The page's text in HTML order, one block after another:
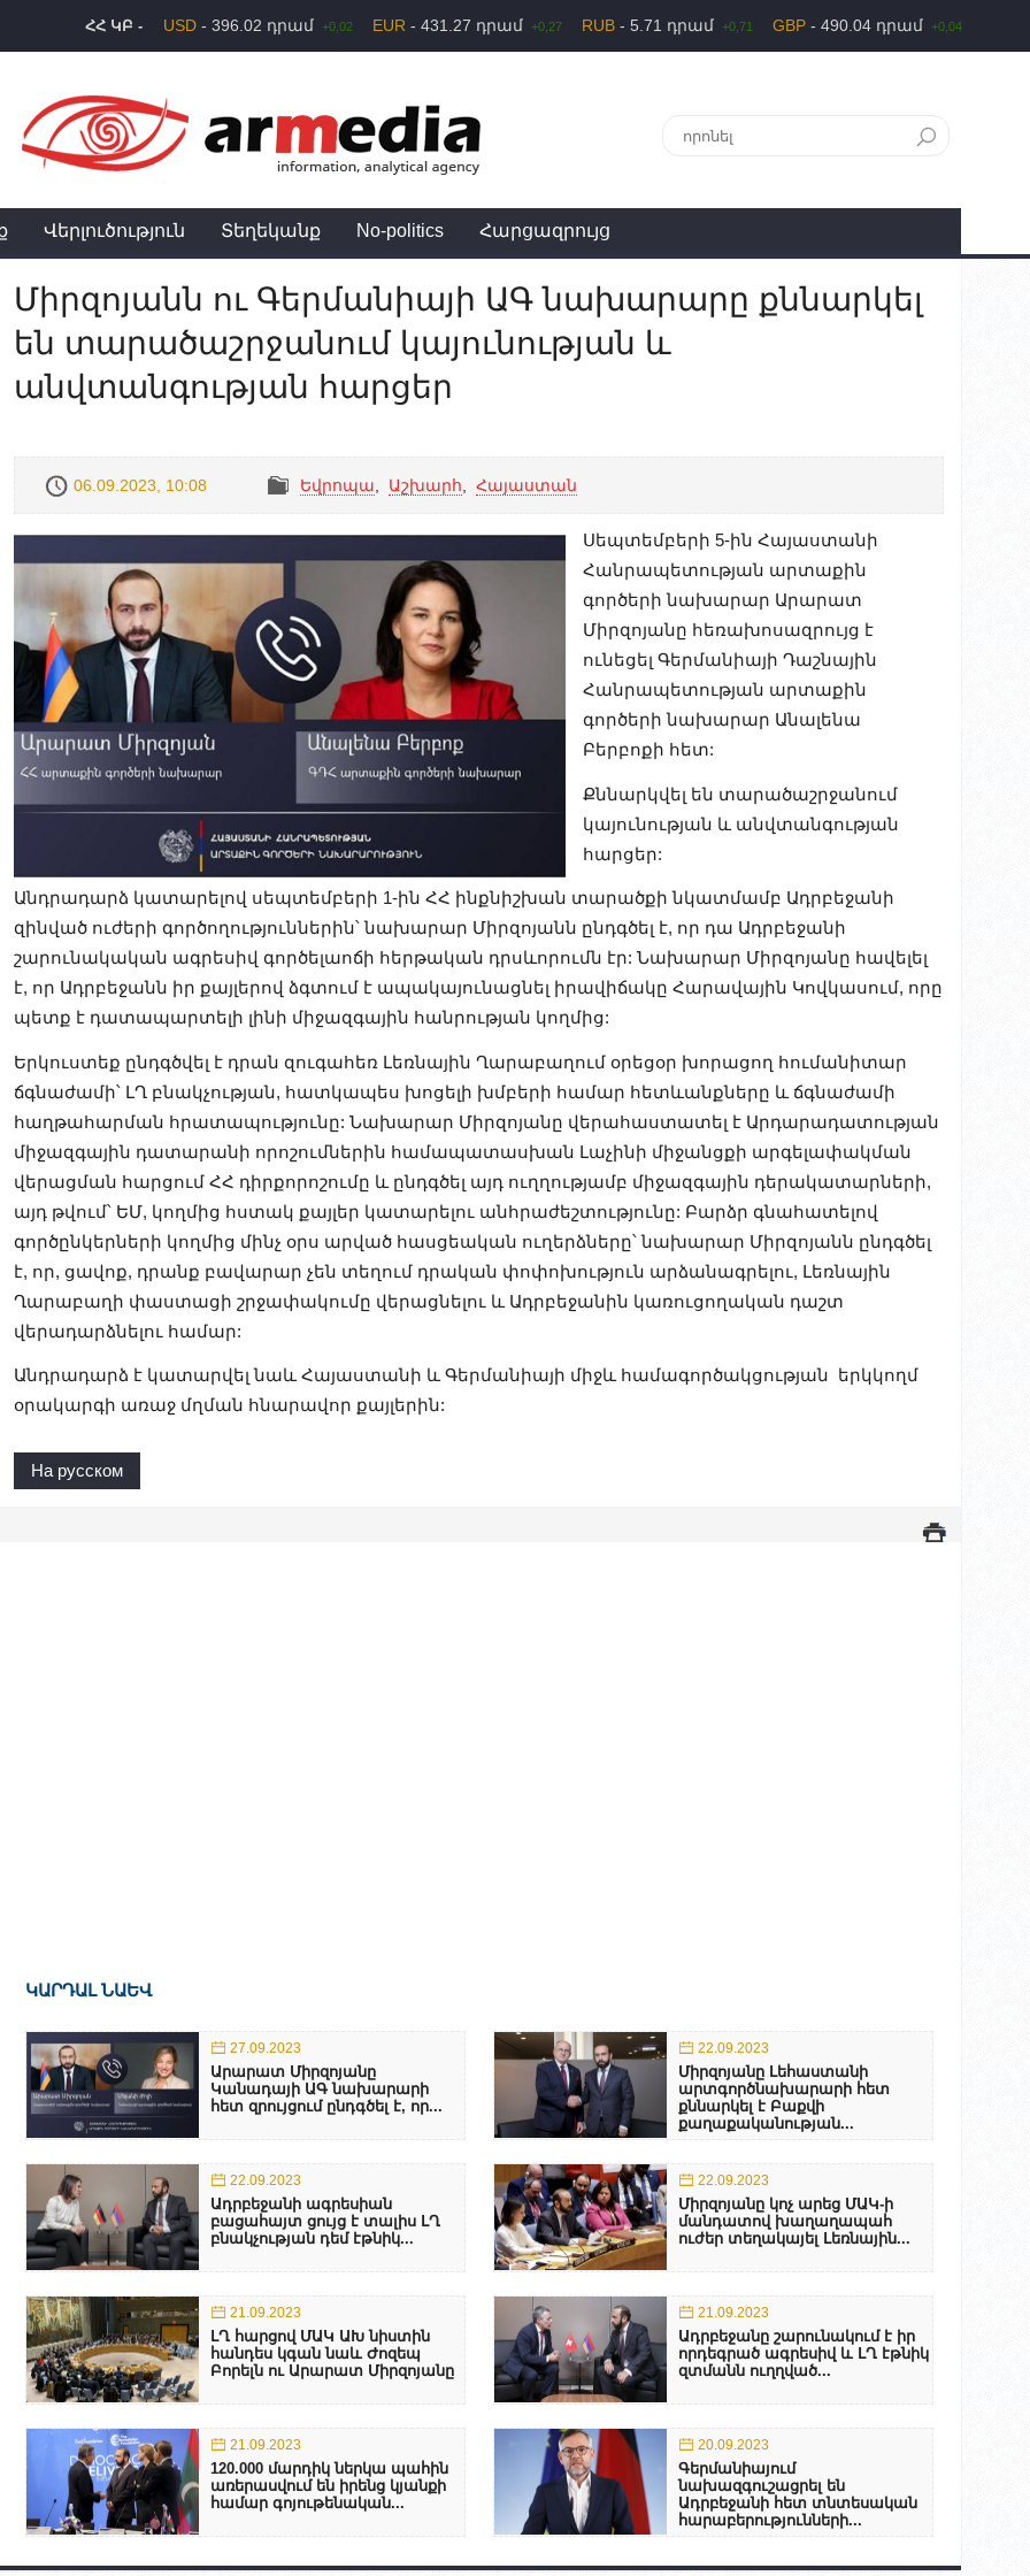
ՀՀ ԿԲ - USD - 396.02 դրամ +0,02 EUR - 431.27 դրամ +0,27 RUB - 5.71 դրամ +0,71 GBP - 490.04 դրամ +0,04
Վերլուծություն Տեղեկանք No-politics Հարցազրույց
Միրզոյանն ու Գերմանիայի ԱԳ նախարարը քննարկել
են տարածաշրջանում կայունության և
անվտանգության հարցեր
06.09.2023, 10:08 Եվրոպա Աշխարհ Հայաստան
Սեպտեմբերի 5-ին Հայաստանի
Հանրապետության արտաքին
գործերի նախարար Արարատ
Միրզոյանը հեռախոսազրույց է
ունեցել Գերմանիայի Դաշնային
Հանրապետության արտաքին
գործերի նախարար Անալենա
Բերբոքի հետ:
Քննարկվել են տարածաշրջանում
կայունության և անվտանգության
հարցեր:
Անդրադարձ կատարելով սեպտեմբերի 1-ին ՀՀ ինքնիշխան տարածքի նկատմամբ Ադրբեջանի
զինված ուժերի գործողություններին՝ նախարար Միրզոյանն ընդգծել է, որ դա Ադրբեջանի
շարունակական ագրեսիվ գործելաոճի հերթական դրսևորումն էր: Նախարար Միրզոյանը հավելել
է, որ Ադրբեջանն իր քայլերով ձգտում է ապակայունացնել իրավիճակը Հարավային Կովկասում, որը
պետք է դատապարտելի լինի միջազգային հանրության կողմից:
Երկուստեք ընդգծվել է դրան զուգահեռ Լեռնային Ղարաբաղում օրեցօր խորացող հումանիտար
ճգնաժամի՝ ԼՂ բնակչության, հատկապես խոցելի խմբերի համար հետևանքները և ճգնաժամի
հաղթահարման հրատապությունը: Նախարար Միրզոյանը վերահաստատել է Արդարադատության
միջազգային դատարանի որոշումներին համապատասխան Լաչինի միջանցքի արգելափակման
վերացման հարցում ՀՀ դիրքորոշումը և ընդգծել այդ ուղղությամբ միջազգային դերակատարների,
այդ թվում՝ ԵՄ, կողմից հստակ քայլեր կատարելու անհրաժեշտությունը: Բարձր գնահատելով
գործընկերների կողմից մինչ օրս արված հասցեական ուղերձները՝ նախարար Միրզոյանն ընդգծել
է, որ, ցավոք, դրանք բավարար չեն տեղում դրական փոփոխություն արձանագրելու, Լեռնային
Ղարաբաղի փաստացի շրջափակումը վերացնելու և Ադրբեջանին կառուցողական դաշտ
վերադարձնելու համար:
Անդրադարձ է կատարվել նաև Հայաստանի և Գերմանիայի միջև համագործակցության երկկողմ
օրակարգի առաջ մղման հնարավոր քայլերին:
На русском
ԿԱՐԴԱԼ ՆԱԵՎ
27.09.2023
Արարատ Միրզոյանը
Կանադայի ԱԳ նախարարի
հետ զրույցում ընդգծել է, որ...
22.09.2023
Միրզոյանը Լեհաստանի
արտգործնախարարի հետ
քննարկել է Բաքվի
քաղաքականության...
22.09.2023
Ադրբեջանի ագրեսիան
բացահայտ ցույց է տալիս ԼՂ
բնակչության դեմ էթնիկ...
22.09.2023
Միրզոյանը կոչ արեց ՄԱԿ-ի
մանդատով խաղաղապահ
ուժեր տեղակայել Լեռնային...
21.09.2023
ԼՂ հարցով ՄԱԿ ԱԽ նիստին
հանդես կգան նաև Ժոզեպ
Բորելն ու Արարատ Միրզոյանը
21.09.2023
Ադրբեջանը շարունակում է իր
որդեգրած ագրեսիվ և ԼՂ էթնիկ
զտմանն ուղղված...
21.09.2023
120.000 մարդիկ ներկա պահին
առերասվում են իրենց կյանքի
համար գոյութենական...
20.09.2023
Գերմանիայում
նախազգուշացրել են
Ադրբեջանի հետ տնտեսական
հարաբերությունների...